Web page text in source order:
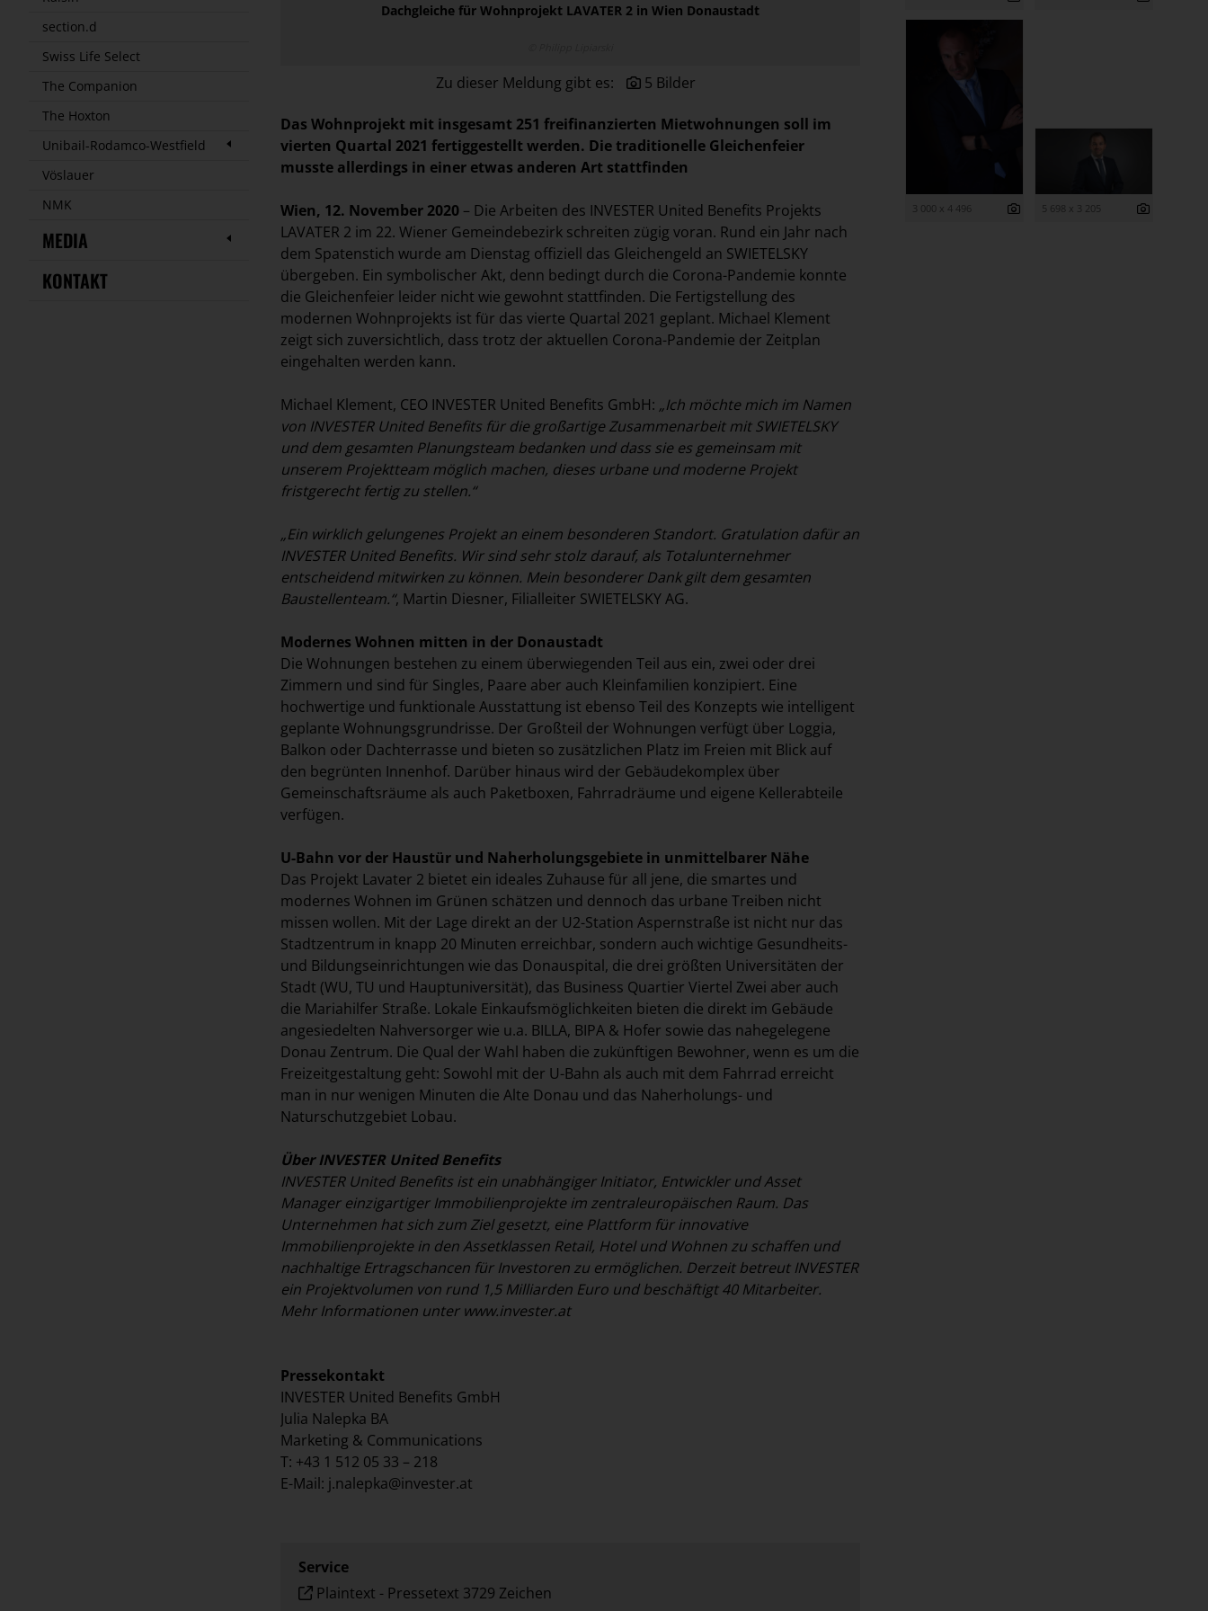
section.d
Swiss Life Select
The Companion
The Hoxton
Unibail-Rodamco-Westfield
Vöslauer
NMK
MEDIA
KONTAKT
Dachgleiche für Wohnprojekt LAVATER 2 in Wien Donaustadt
Zu dieser Meldung gibt es: 5 Bilder
Das Wohnprojekt mit insgesamt 251 freifinanzierten Mietwohnungen soll im
vierten Quartal 2021 fertiggestellt werden. Die traditionelle Gleichenfeier
musste allerdings in einer etwas anderen Art stattfinden
Wien, 12. November 2020 – Die Arbeiten des INVESTER United Benefits Projekts
LAVATER 2 im 22. Wiener Gemeindebezirk schreiten zügig voran. Rund ein Jahr nach
dem Spatenstich wurde am Dienstag offiziell das Gleichengeld an SWIETELSKY
übergeben. Ein symbolischer Akt, denn bedingt durch die Corona-Pandemie konnte
die Gleichenfeier leider nicht wie gewohnt stattfinden. Die Fertigstellung des
modernen Wohnprojekts ist für das vierte Quartal 2021 geplant. Michael Klement
zeigt sich zuversichtlich, dass trotz der aktuellen Corona-Pandemie der Zeitplan
eingehalten werden kann.
Michael Klement, CEO INVESTER United Benefits GmbH: „Ich möchte mich im Namen
von INVESTER United Benefits für die großartige Zusammenarbeit mit SWIETELSKY
und dem gesamten Planungsteam bedanken und dass sie es gemeinsam mit
unserem Projektteam möglich machen, dieses urbane und moderne Projekt
fristgerecht fertig zu stellen.“
„Ein wirklich gelungenes Projekt an einem besonderen Standort. Gratulation dafür an
INVESTER United Benefits. Wir sind sehr stolz darauf, als Totalunternehmer
entscheidend mitwirken zu können. Mein besonderer Dank gilt dem gesamten
Baustellenteam.“, Martin Diesner, Filialleiter SWIETELSKY AG.
Modernes Wohnen mitten in der Donaustadt
Die Wohnungen bestehen zu einem überwiegenden Teil aus ein, zwei oder drei
Zimmern und sind für Singles, Paare aber auch Kleinfamilien konzipiert. Eine
hochwertige und funktionale Ausstattung ist ebenso Teil des Konzepts wie intelligent
geplante Wohnungsgrundrisse. Der Großteil der Wohnungen verfügt über Loggia,
Balkon oder Dachterrasse und bieten so zusätzlichen Platz im Freien mit Blick auf
den begrünten Innenhof. Darüber hinaus wird der Gebäudekomplex über
Gemeinschaftsräume als auch Paketboxen, Fahrradräume und eigene Kellerabteile
verfügen.
U-Bahn vor der Haustür und Naherholungsgebiete in unmittelbarer Nähe
Das Projekt Lavater 2 bietet ein ideales Zuhause für all jene, die smartes und
modernes Wohnen im Grünen schätzen und dennoch das urbane Treiben nicht
missen wollen. Mit der Lage direkt an der U2-Station Aspernstraße ist nicht nur das
Stadtzentrum in knapp 20 Minuten erreichbar, sondern auch wichtige Gesundheits-
und Bildungseinrichtungen wie das Donauspital, die drei größten Universitäten der
Stadt (WU, TU und Hauptuniversität), das Business Quartier Viertel Zwei aber auch
die Mariahilfer Straße. Lokale Einkaufsmöglichkeiten bieten die direkt im Gebäude
angesiedelten Nahversorger wie u.a. BILLA, BIPA & Hofer sowie das nahegelegene
Donau Zentrum. Die Qual der Wahl haben die zukünftigen Bewohner, wenn es um die
Freizeitgestaltung geht: Sowohl mit der U-Bahn als auch mit dem Fahrrad erreicht
man in nur wenigen Minuten die Alte Donau und das Naherholungs- und
Naturschutzgebiet Lobau.
Über INVESTER United Benefits
INVESTER United Benefits ist ein unabhängiger Initiator, Entwickler und Asset
Manager einzigartiger Immobilienprojekte im zentraleuropäischen Raum. Das
Unternehmen hat sich zum Ziel gesetzt, eine Plattform für innovative
Immobilienprojekte in den Assetklassen Retail, Hotel und Wohnen zu schaffen und
nachhaltige Ertragschancen für Investoren zu ermöglichen. Derzeit betreut INVESTER
ein Projektvolumen von rund 1,5 Milliarden Euro und beschäftigt 40 Mitarbeiter.
Mehr Informationen unter www.invester.at
Pressekontakt
INVESTER United Benefits GmbH
Julia Nalepka BA
Marketing & Communications
T: +43 1 512 05 33 – 218
E-Mail: j.nalepka@invester.at
Service
Plaintext - Pressetext 3729 Zeichen
3 000 x 4 496 5 698 x 3 205